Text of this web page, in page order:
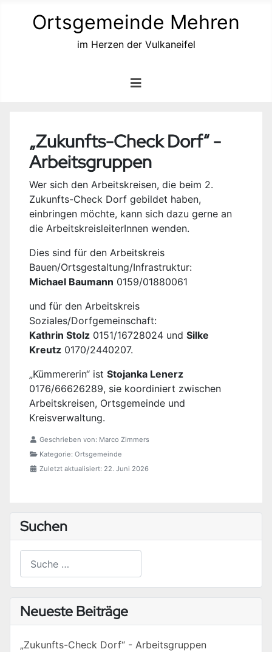
Ortsgemeinde Mehren
im Herzen der Vulkaneifel
„Zukunfts-Check Dorf“ -
Arbeitsgruppen
Wer sich den Arbeitskreisen, die beim 2.
Zukunfts-Check Dorf gebildet haben,
einbringen möchte, kann sich dazu gerne an
die ArbeitskreisleiterInnen wenden.
Dies sind für den Arbeitskreis
Bauen/Ortsgestaltung/Infrastruktur:
Michael Baumann 0159/01880061
und für den Arbeitskreis
Soziales/Dorfgemeinschaft:
Kathrin Stolz 0151/16728024 und Silke
Kreutz 0170/2440207.
„Kümmererin“ ist Stojanka Lenerz
0176/66626289, sie koordiniert zwischen
Arbeitskreisen, Ortsgemeinde und
Kreisverwaltung.
Geschrieben von: Marco Zimmers
Kategorie: Ortsgemeinde
Zuletzt aktualisiert: 22. Juni 2026
Suchen
Type 2 or more characters for results.
Neueste Beiträge
„Zukunfts-Check Dorf“ - Arbeitsgruppen